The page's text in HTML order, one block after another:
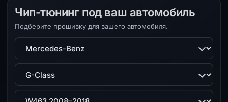
Чип-тюнинг под ваш автомобиль
Подберите прошивку для вашего автомобиля.
Марка
Модель
Поколение